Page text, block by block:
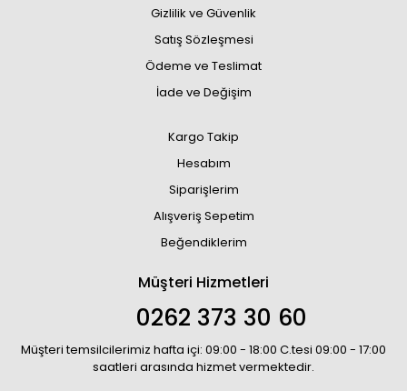
Gizlilik ve Güvenlik
Satış Sözleşmesi
Ödeme ve Teslimat
İade ve Değişim
Kargo Takip
Hesabım
Siparişlerim
Alışveriş Sepetim
Beğendiklerim
Müşteri Hizmetleri
0262 373 30 60
Müşteri temsilcilerimiz hafta içi: 09:00 - 18:00 C.tesi 09:00 - 17:00
saatleri arasında hizmet vermektedir.